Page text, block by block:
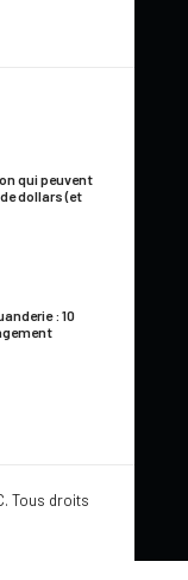
qui peuvent
dollars (et
: 10
Tous droits